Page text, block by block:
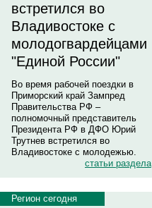
встретился во
Владивостоке с
молодогвардейцами
"Единой России"
Во время рабочей поездки в
Приморский край Зампред
Правительства РФ –
полномочный представитель
Президента РФ в ДФО Юрий
Трутнев встретился во
Владивостоке с молодежью.
статьи раздела
Регион сегодня